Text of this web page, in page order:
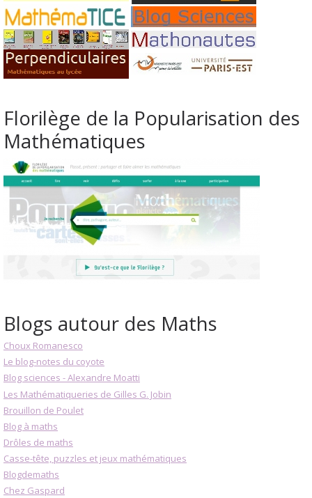
Florilège de la Popularisation des
Mathématiques
Blogs autour des Maths
Choux Romanesco
Le blog-notes du coyote
Blog sciences - Alexandre Moatti
Les Mathématiqueries de Gilles G. Jobin
Brouillon de Poulet
Blog à maths
Drôles de maths
Casse-tête, puzzles et jeux mathématiques
Blogdemaths
Chez Gaspard